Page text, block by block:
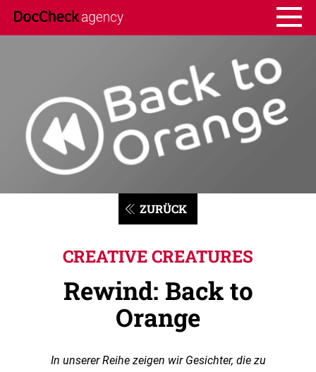
ZURÜCK
CREATIVE CREATURES
Rewind: Back to
Orange
In unserer Reihe zeigen wir Gesichter, die zu